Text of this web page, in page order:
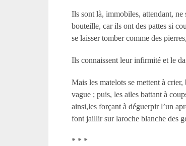
Ils sont là, immobiles, attendant, ne
bouteille, car ils ont des pattes si
se laisser tomber comme des
Ils connaissent leur infirmité et le
Mais les matelots se mettent à
vague ; puis, les ailes battant à
ainsi,les forçant à déguerpir l’un
font jaillir sur laroche blanche des
* * *